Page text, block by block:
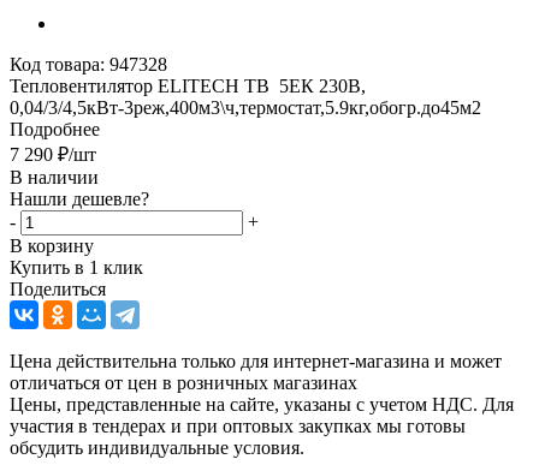
Код товара: 947328
Тепловентилятор ELITECH ТВ 5ЕК 230В,
0,04/3/4,5кВт-3реж,400м3\ч,термостат,5.9кг,обогр.до45м2
Подробнее
7 290 ₽/шт
В наличии
Нашли дешевле?
-
+
В корзину
Купить в 1 клик
Поделиться
Цена действительна только для интернет-магазина и может
отличаться от цен в розничных магазинах
Цены, представленные на сайте, указаны с учетом НДС. Для
участия в тендерах и при оптовых закупках мы готовы
обсудить индивидуальные условия.